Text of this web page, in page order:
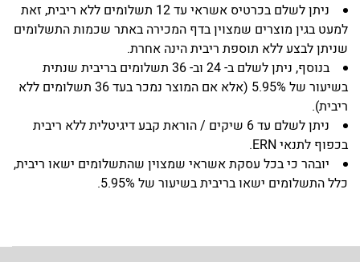
ניתן לשלם בכרטיס אשראי עד 12 תשלומים ללא ריבית, זאת
למעט בגין מוצרים שמצוין בדף המכירה באתר שכמות התשלומים
שניתן לבצע ללא תוספת ריבית הינה אחרת.
בנוסף, ניתן לשלם ב- 24 וב- 36 תשלומים בריבית שנתית
בשיעור של 5.95% (אלא אם המוצר נמכר בעד 36 תשלומים ללא
ריבית).
ניתן לשלם עד 6 שיקים / הוראת קבע דיגיטלית ללא ריבית
בכפוף לתנאי ERN.
יובהר כי בכל עסקת אשראי שמצוין שהתשלומים ישאו ריבית,
כלל התשלומים ישאו בריבית בשיעור של 5.95%.